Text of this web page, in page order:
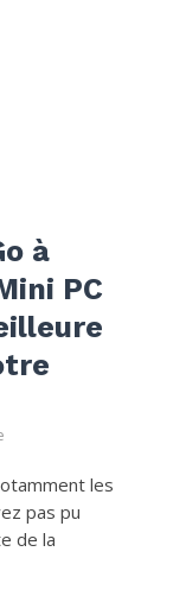
à
PC
les
pas pu
de la